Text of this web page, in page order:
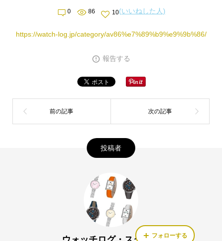
0 86 10(いいねした人)
https://watch-log.jp/category/av86%e7%89%b9%e9%9b%86/
報告する
投稿者
フォローする